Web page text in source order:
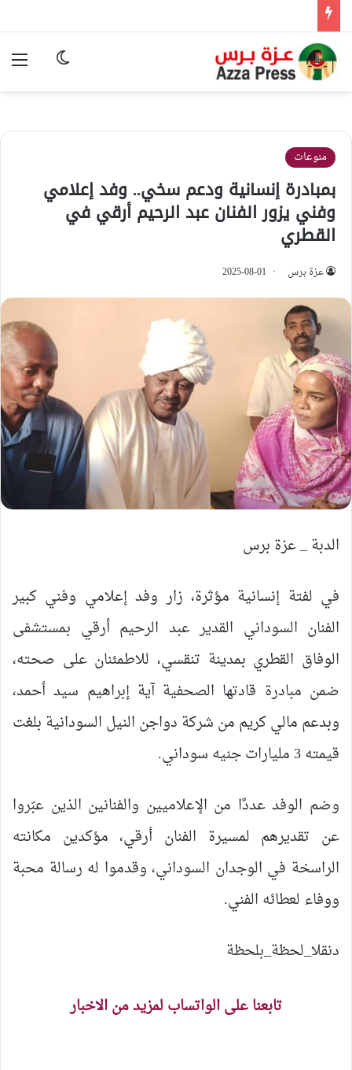
الوضع
منوعات
بمبادرة إنسانية ودعم سخي.. وفد إعلامي
وفني يزور الفنان عبد الرحيم أرقي في
القطري
عزة برس 2025-08-01
الدبة _ عزة برس
في لفتة إنسانية مؤثرة، زار وفد إعلامي وفني كبير
الفنان السوداني القدير عبد الرحيم أرقي بمستشفى
الوفاق القطري بمدينة تنقسي، للاطمئنان على صحته،
ضمن مبادرة قادتها الصحفية آية إبراهيم سيد أحمد،
وبدعم مالي كريم من شركة دواجن النيل السودانية بلغت
قيمته 3 مليارات جنيه سوداني.
وضم الوفد عددًا من الإعلاميين والفنانين الذين عبّروا
عن تقديرهم لمسيرة الفنان أرقي، مؤكدين مكانته
الراسخة في الوجدان السوداني، وقدموا له رسالة محبة
ووفاء لعطائه الفني.
دنقلا_لحظة_بلحظة
تابعنا على الواتساب لمزيد من الاخبار